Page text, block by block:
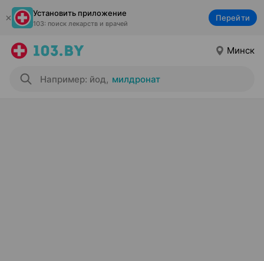
Установить приложение
103: поиск лекарств и врачей
Перейти
Минск
Например: йод, милдронат